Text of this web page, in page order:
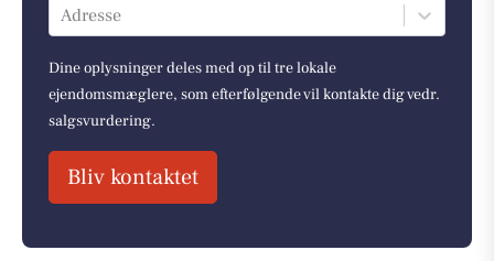
Adresse
Dine oplysninger deles med op til tre lokale
ejendomsmæglere, som efterfølgende vil kontakte dig vedr.
salgsvurdering.
Bliv kontaktet